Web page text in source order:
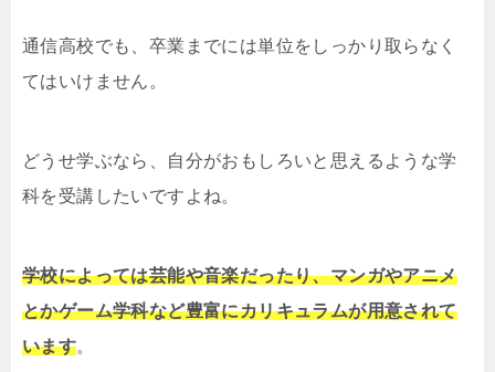
通信高校でも、卒業までには単位をしっかり取らなく
てはいけません。
どうせ学ぶなら、自分がおもしろいと思えるような学
科を受講したいですよね。
学校によっては芸能や音楽だったり、マンガやアニメ
とかゲーム学科など豊富にカリキュラムが用意されて
います。